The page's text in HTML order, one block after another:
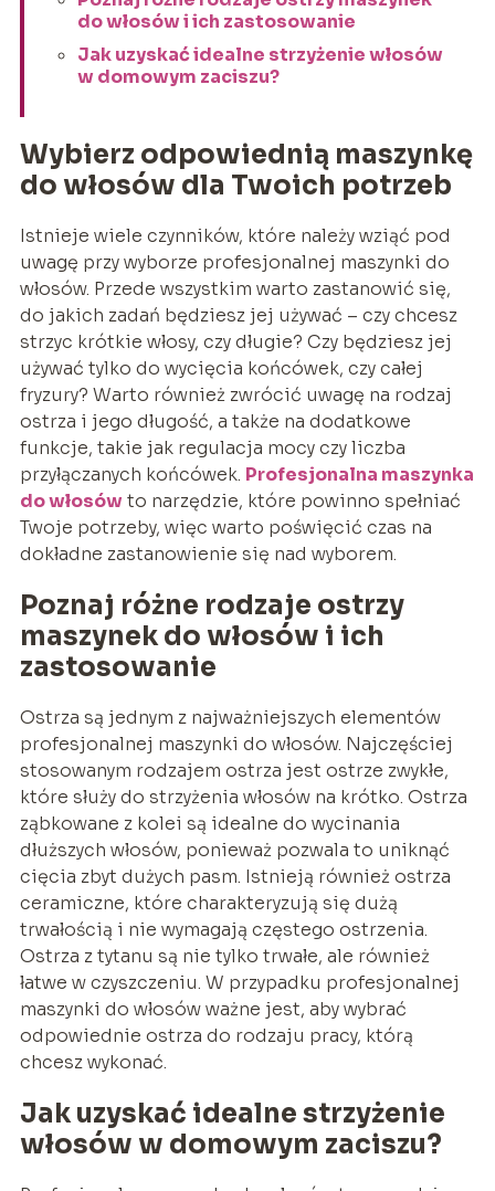
do włosów i ich zastosowanie
Jak uzyskać idealne strzyżenie włosów
w domowym zaciszu?
Wybierz odpowiednią maszynkę
do włosów dla Twoich potrzeb
Istnieje wiele czynników, które należy wziąć pod
uwagę przy wyborze profesjonalnej maszynki do
włosów. Przede wszystkim warto zastanowić się,
do jakich zadań będziesz jej używać – czy chcesz
strzyc krótkie włosy, czy długie? Czy będziesz jej
używać tylko do wycięcia końcówek, czy całej
fryzury? Warto również zwrócić uwagę na rodzaj
ostrza i jego długość, a także na dodatkowe
funkcje, takie jak regulacja mocy czy liczba
przyłączanych końcówek. Profesjonalna maszynka
do włosówto narzędzie, które powinno spełniać
Twoje potrzeby, więc warto poświęcić czas na
dokładne zastanowienie się nad wyborem.
Poznaj różne rodzaje ostrzy
maszynek do włosów i ich
zastosowanie
Ostrza są jednym z najważniejszych elementów
profesjonalnej maszynki do włosów. Najczęściej
stosowanym rodzajem ostrza jest ostrze zwykłe,
które służy do strzyżenia włosów na krótko. Ostrza
ząbkowane z kolei są idealne do wycinania
dłuższych włosów, ponieważ pozwala to uniknąć
cięcia zbyt dużych pasm. Istnieją również ostrza
ceramiczne, które charakteryzują się dużą
trwałością i nie wymagają częstego ostrzenia.
Ostrza z tytanu są nie tylko trwałe, ale również
łatwe w czyszczeniu. W przypadku profesjonalnej
maszynki do włosów ważne jest, aby wybrać
odpowiednie ostrza do rodzaju pracy, którą
chcesz wykonać.
Jak uzyskać idealne strzyżenie
włosów w domowym zaciszu?